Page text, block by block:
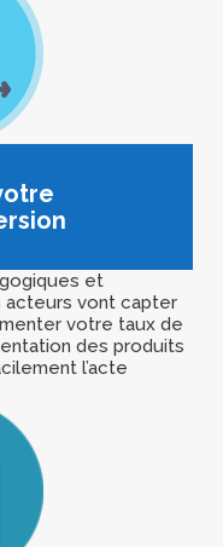
et
acteurs vont capter
votre taux de
des produits
l’acte